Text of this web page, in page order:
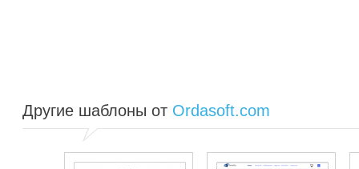
Другие шаблоны от Ordasoft.com